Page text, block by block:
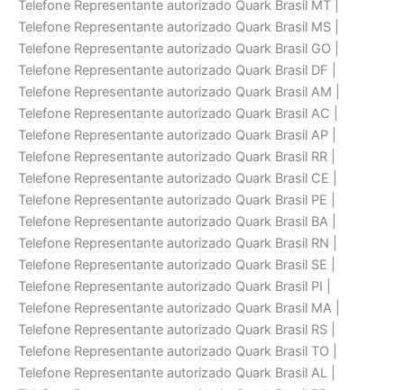
Telefone Representante autorizado Quark Brasil MT |
Telefone Representante autorizado Quark Brasil MS |
Telefone Representante autorizado Quark Brasil GO |
Telefone Representante autorizado Quark Brasil DF |
Telefone Representante autorizado Quark Brasil AM |
Telefone Representante autorizado Quark Brasil AC |
Telefone Representante autorizado Quark Brasil AP |
Telefone Representante autorizado Quark Brasil RR |
Telefone Representante autorizado Quark Brasil CE |
Telefone Representante autorizado Quark Brasil PE |
Telefone Representante autorizado Quark Brasil BA |
Telefone Representante autorizado Quark Brasil RN |
Telefone Representante autorizado Quark Brasil SE |
Telefone Representante autorizado Quark Brasil PI |
Telefone Representante autorizado Quark Brasil MA |
Telefone Representante autorizado Quark Brasil RS |
Telefone Representante autorizado Quark Brasil TO |
Telefone Representante autorizado Quark Brasil AL |